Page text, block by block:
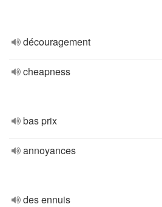
découragement
cheapness
bas prix
annoyances
des ennuis